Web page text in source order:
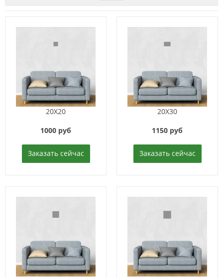
20X20
1000 руб
Заказать сейчас
20X30
1150 руб
Заказать сейчас